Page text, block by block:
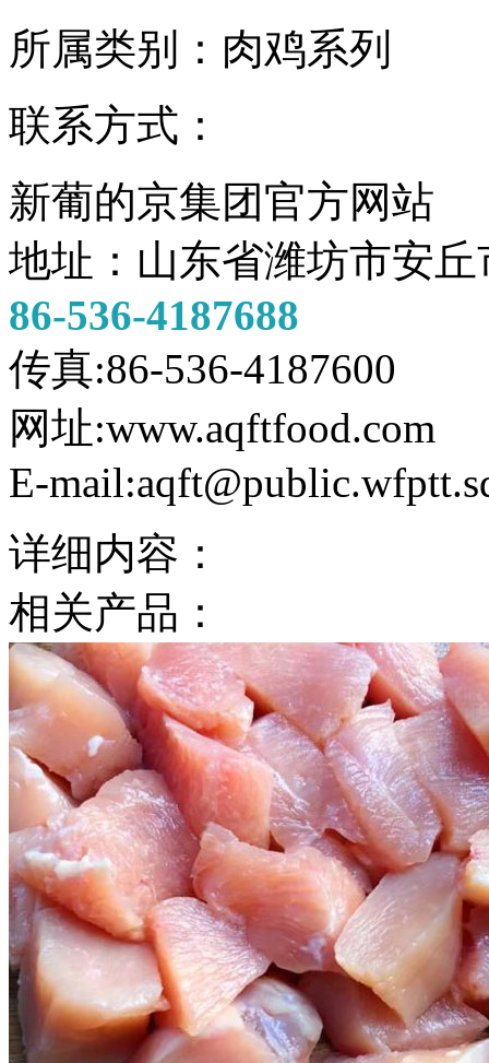
所属类别： 肉鸡系列
联系方式：
新葡的京集团官方网站
地址：山东省潍坊市安
86-536-4187688
传真:86-536-4187600
网址:www.aqftfood.com
E-
详细内容：
相关产品：